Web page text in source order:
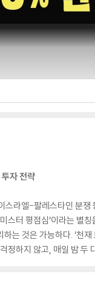
자 전략
라엘-팔레스타인 분쟁
스터 평점심’이라는 별
는 것은 가능하다. ‘천
정하지 않고, 매일 밤 두